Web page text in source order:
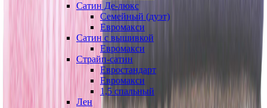
Сатин Де-люкс
Семейный (дуэт)
Евромакси
Сатин с вышивкой
Евромакси
Страйп-сатин
Евростандарт
Евромакси
1,5 спальный
Лен